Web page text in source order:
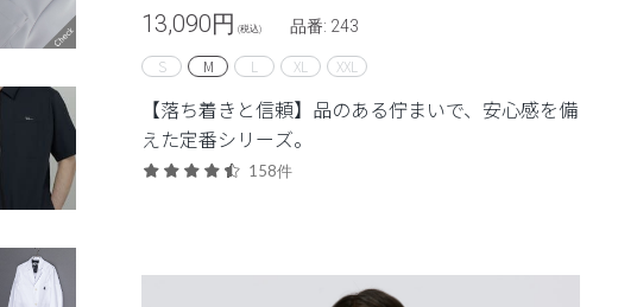
13,090円 (税込) 品番: 243
S M L XL XXL
【落ち着きと信頼】品のある佇まいで、安心感を備
えた定番シリーズ。
158件